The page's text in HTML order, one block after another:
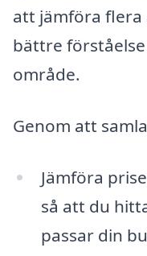
att jämföra
bättre
område.
Genom att
Jämföra
så att du
passar din